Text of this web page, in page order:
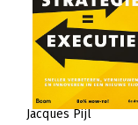
Jacques Pijl